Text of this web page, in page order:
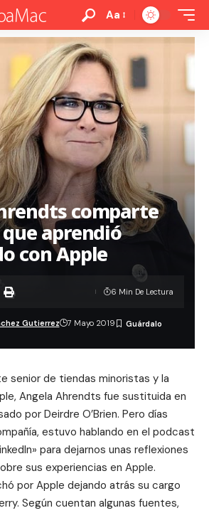
Aa
comparte
aprendió
con Apple
Gutierrez 7 Mayo 2019
6 Min De Lectura
senior de tiendas minoristas y la
Angela Ahrendts fue sustituida en
por Deirdre O’Brien. Pero días
estuvo hablando en el podcast
» para dejarnos unas reflexiones
sus experiencias en Apple.
por Apple dejando atrás su cargo
Según cuentan algunas fuentes,